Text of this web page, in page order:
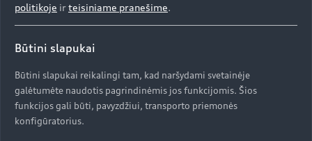
Dantytieji diržai
politikoje irteisiniame pranešime.
Būtini slapukai
Būtini slapukai reikalingi tam, kad naršydami svetainėje
galėtumėte naudotis pagrindinėmis jos funkcijomis. Šios
funkcijos gali būti, pavyzdžiui, transporto priemonės
konfigūratorius.